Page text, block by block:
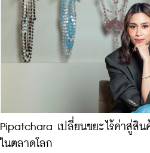
Pipatchara เปลี่ยนขยะไร้ค่าสู่สิ
ในตลาดโลก